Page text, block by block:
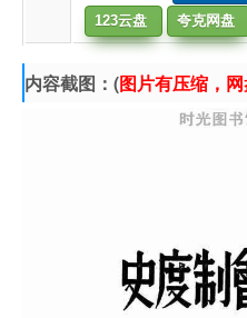
123云盘
夸克网盘
内容截图：(图片有压缩，